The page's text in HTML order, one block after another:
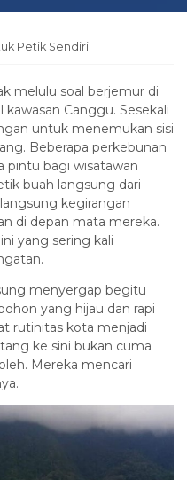
Petik Sendiri
melulu soal berjemur di
Canggu. Sesekali
untuk menemukan sisi
Beberapa perkebunan
pintu bagi wisatawan
buah langsung dari
kegirangan
di depan mata mereka.
yang sering kali
menyergap begitu
yang hijau dan rapi
rutinitas kota menjadi
ke sini bukan cuma
Mereka mencari